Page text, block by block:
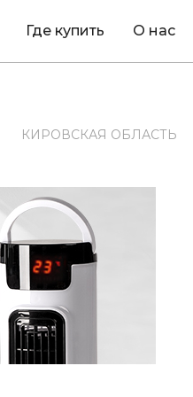
Где купить О нас
КИРОВСКАЯ ОБЛАСТЬ